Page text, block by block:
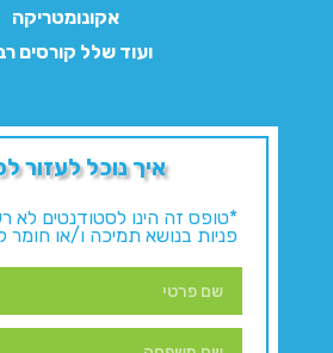
אקונומטריקה
ועוד שלל קורסים
איך נוכל לעזור
*טופס זה הינו לסטודנטים לא
פניות בנושא תמיכה ו/או חומר